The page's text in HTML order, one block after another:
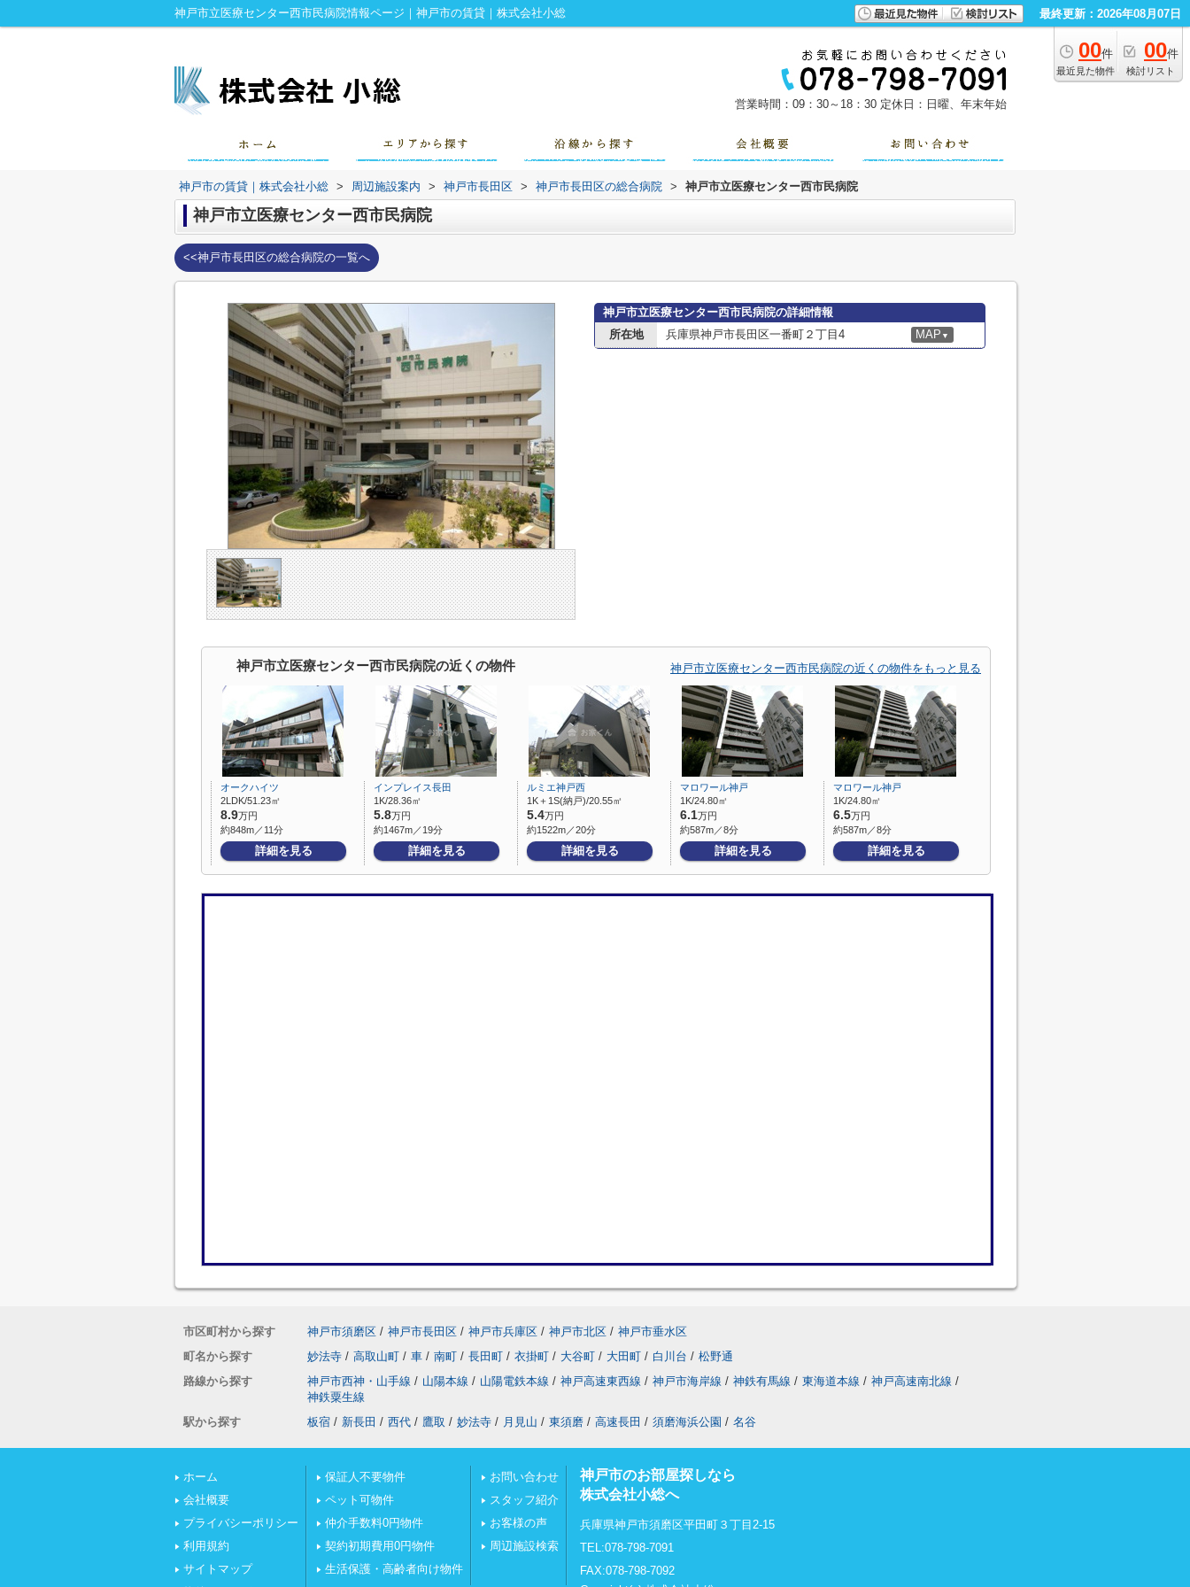
神戸市立医療センター西市民病院情報ページ｜神戸市の賃貸｜株式会社小総 最終更新：2026年08月07日
00件
最近見た物件
00件
検討リスト
営業時間：09：30～18：30 定休日：日曜、年末年始
神戸市の賃貸｜株式会社小総 > 周辺施設案内 > 神戸市長田区 > 神戸市長田区の総合病院 > 神戸市立医療センター西市民病院
神戸市立医療センター西市民病院
<<神戸市長田区の総合病院の一覧へ
神戸市立医療センター西市民病院の詳細情報
所在地
兵庫県神戸市長田区一番町２丁目4 MAP ▼
神戸市立医療センター西市民病院の近くの物件 神戸市立医療センター西市民病院の近くの物件をもっと見る
オークハイツ
2LDK/51.23㎡
8.9万円
約848m／11分
詳細を見る
インプレイス長田
1K/28.36㎡
5.8万円
約1467m／19分
詳細を見る
ルミエ神戸西
1K＋1S(納戸)/20.55㎡
5.4万円
約1522m／20分
詳細を見る
マロワール神戸
1K/24.80㎡
6.1万円
約587m／8分
詳細を見る
マロワール神戸
1K/24.80㎡
6.5万円
約587m／8分
詳細を見る
市区町村から探す 神戸市須磨区 / 神戸市長田区 / 神戸市兵庫区 / 神戸市北区 / 神戸市垂水区
町名から探す
妙法寺 / 高取山町 / 車 / 南町 / 長田町 / 衣掛町 / 大谷町 / 大田町 / 白川台 / 松野通
路線から探す
神戸市西神・山手線 / 山陽本線 / 山陽電鉄本線 / 神戸高速東西線 / 神戸市海岸線 / 神鉄有馬線 / 東海道本線 / 神戸高速南北線 /
神鉄粟生線
駅から探す
板宿 / 新長田 / 西代 / 鷹取 / 妙法寺 / 月見山 / 東須磨 / 高速長田 / 須磨海浜公園 / 名谷
ホーム
会社概要
プライバシーポリシー
利用規約
サイトマップ
保証人不要物件
ペット可物件
仲介手数料0円物件
契約初期費用0円物件
生活保護・高齢者向け物件
お問い合わせ
スタッフ紹介
お客様の声
周辺施設検索
神戸市のお部屋探しなら
株式会社小総へ
兵庫県神戸市須磨区平田町３丁目2-15
TEL:078-798-7091
FAX:078-798-7092